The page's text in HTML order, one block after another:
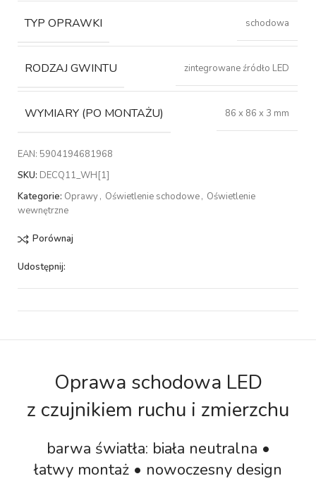
TYP OPRAWKI schodowa
RODZAJ GWINTU zintegrowane źródło LED
WYMIARY (PO MONTAŻU) 86 x 86 x 3 mm
EAN: 5904194681968
SKU: DECQ11_WH[1]
Kategorie: Oprawy, Oświetlenie schodowe, Oświetlenie
wewnętrzne
Porównaj
Udostępnij:
Oprawa schodowa LED
z czujnikiem ruchu i zmierzchu
barwa światła: biała neutralna •
łatwy montaż • nowoczesny design